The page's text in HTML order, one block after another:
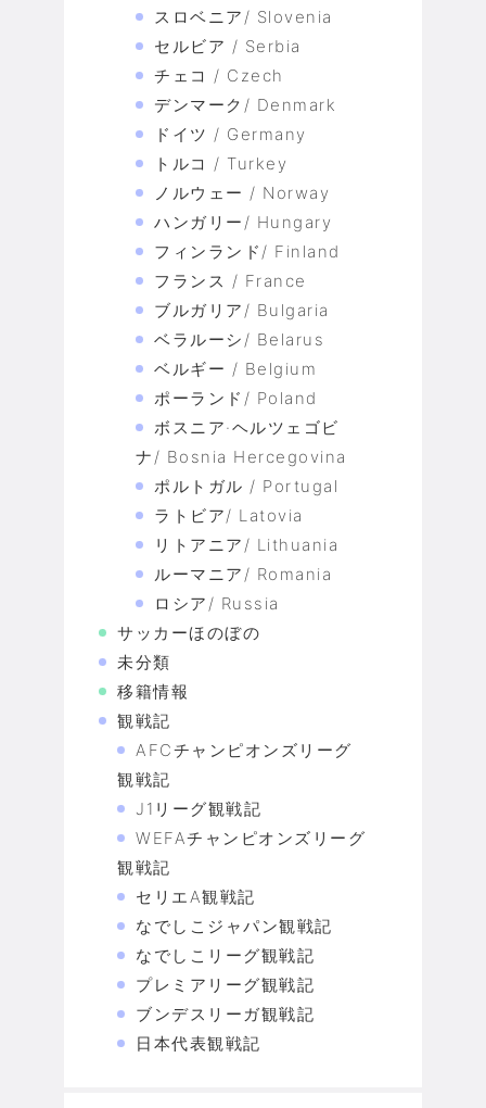
スロベニア/ Slovenia
セルビア / Serbia
チェコ / Czech
デンマーク/ Denmark
ドイツ / Germany
トルコ / Turkey
ノルウェー / Norway
ハンガリー/ Hungary
フィンランド/ Finland
フランス / France
ブルガリア/ Bulgaria
ベラルーシ/ Belarus
ベルギー / Belgium
ポーランド/ Poland
ボスニア·ヘルツェゴビ
ナ/ Bosnia Hercegovina
ポルトガル / Portugal
ラトビア/ Latovia
リトアニア/ Lithuania
ルーマニア/ Romania
ロシア/ Russia
サッカーほのぼの
未分類
移籍情報
観戦記
AFCチャンピオンズリーグ
観戦記
J1リーグ観戦記
WEFAチャンピオンズリーグ
観戦記
セリエA観戦記
なでしこジャパン観戦記
なでしこリーグ観戦記
プレミアリーグ観戦記
ブンデスリーガ観戦記
日本代表観戦記